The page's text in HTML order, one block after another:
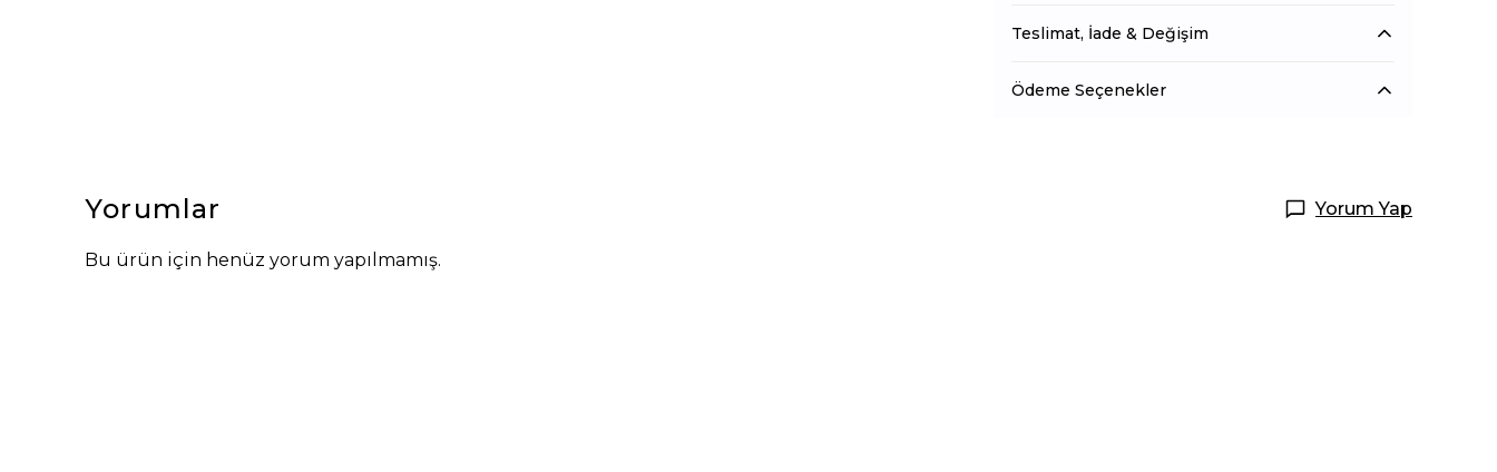
Teslimat, İade & Değişim
Ödeme Seçenekler
Yorumlar Yorum Yap
Bu ürün için henüz yorum yapılmamış.